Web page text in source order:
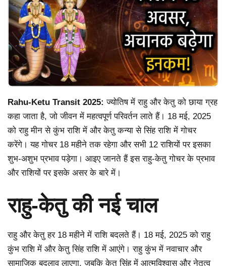
Rahu-Ketu Transit 2025:ज्योतिष में राहु और केतु को छाया ग्रह
कहा जाता है, जो जीवन में महत्वपूर्ण परिवर्तन लाते हैं। 18 मई, 2025
को राहु मीन से कुंभ राशि में और केतु कन्या से सिंह राशि में गोचर
करेंगे। यह गोचर 18 महीने तक रहेगा और सभी 12 राशियों पर इसका
शुभ-अशुभ प्रभाव पड़ेगा। आइए जानते हैं इस राहु-केतु गोचर के प्रभाव
और राशियों पर इसके असर के बारे में।
राहु-केतु की नई चाल
राहु और केतु हर 18 महीने में राशि बदलते हैं। 18 मई, 2025 को राहु
कुंभ राशि में और केतु सिंह राशि में आएंगे। राहु कुंभ में नवाचार और
सामाजिक बदलाव लाएगा, जबकि केतु सिंह में आत्मविश्वास और नेतृत्व